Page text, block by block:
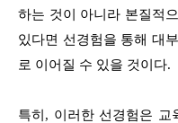
하는 것이 아니라 본질적
있다면 선경험을 통해 대
로 이어질 수 있을 것이다.
특히, 이러한 선경험은 교